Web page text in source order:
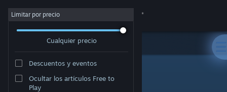
Iniciar sesión
Limitar por precio
Cualquier precio
Descuentos y eventos
Ocultar los artículos Free to
Play
Todos los productos